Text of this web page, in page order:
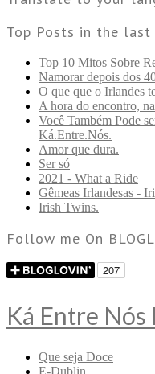
Top Posts in the last
Top 10 Mitos Sobre
Namorar depois dos
O que que o Irlandes
A hora do encontro,
Você Também Pode
Ká.Entre.Nós.
Amor que dura.
Ser só
2021 - What a Ride
Gêmeas Irlandesas -
Irish Twins.
Follow me On
Ká Entre Nós
Que seja Doce